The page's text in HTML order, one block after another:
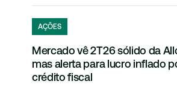
AÇÕES
Mercado vê 2T26 sólido da
mas alerta para lucro inflado
crédito fiscal